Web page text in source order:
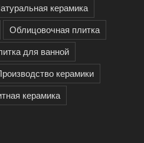
керамика
Облицовочная плитка
для ванной
керамики
керамика